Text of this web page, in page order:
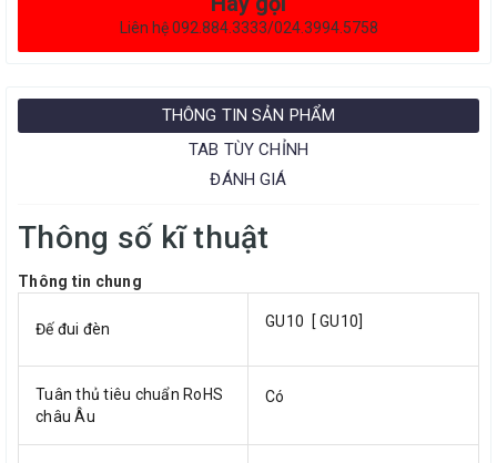
Liên hệ 092.884.3333/024.3994.5758
THÔNG TIN SẢN PHẨM
TAB TÙY CHỈNH
ĐÁNH GIÁ
Thông số kĩ thuật
Thông tin chung
Đế đui đèn GU10 [ GU10]
Tuân thủ tiêu chuẩn RoHS
châu Âu
Có